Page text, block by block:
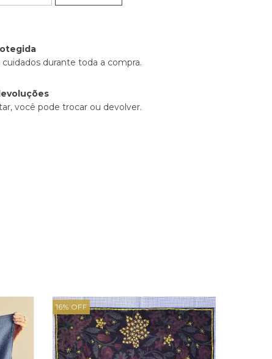
cuidados durante toda a compra.
você pode trocar ou devolver.
16% OFF